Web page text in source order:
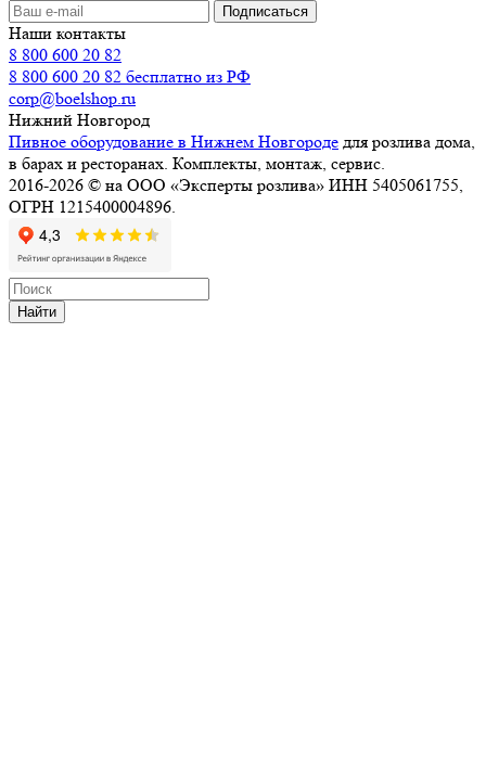
Наши контакты
8 800 600 20 82
8 800 600 20 82 бесплатно из РФ
corp@boelshop.ru
Нижний Новгород
Пивное оборудование в Нижнем Новгороде для розлива дома,
в барах и ресторанах. Комплекты, монтаж, сервис.
2016-2026 © на ООО «Эксперты розлива» ИНН 5405061755,
ОГРН 1215400004896.
Найти